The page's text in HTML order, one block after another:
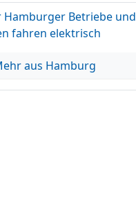
Betriebe und
fahren elektrisch
aus Hamburg